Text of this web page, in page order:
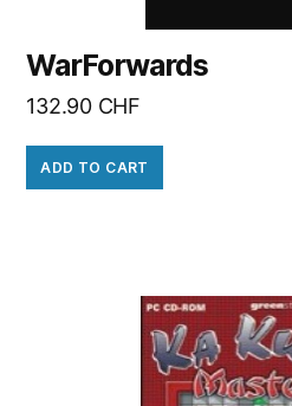
WarForwards
132.90 CHF
ADD TO CART